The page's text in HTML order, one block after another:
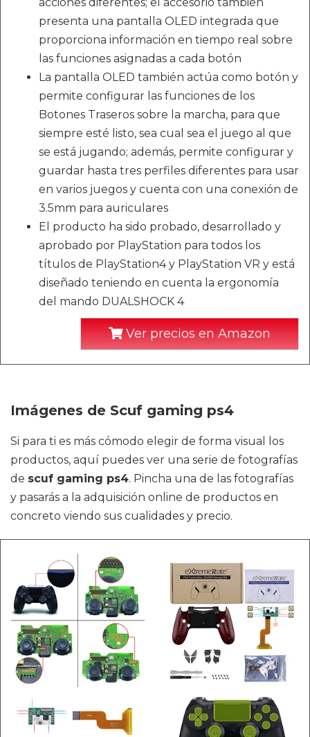
presenta una pantalla OLED integrada que
proporciona información en tiempo real sobre
las funciones asignadas a cada botón
La pantalla OLED también actúa como botón y
permite configurar las funciones de los
Botones Traseros sobre la marcha, para que
siempre esté listo, sea cual sea el juego al que
se está jugando; además, permite configurar y
guardar hasta tres perfiles diferentes para usar
en varios juegos y cuenta con una conexión de
3.5mm para auriculares
El producto ha sido probado, desarrollado y
aprobado por PlayStation para todos los
títulos de PlayStation4 y PlayStation VR y está
diseñado teniendo en cuenta la ergonomía
del mando DUALSHOCK 4
Ver precios en Amazon
Imágenes de Scuf gaming ps4
Si para ti es más cómodo elegir de forma visual los
productos, aquí puedes ver una serie de fotografías
de scuf gaming ps4. Pincha una de las fotografías
y pasarás a la adquisición online de productos en
concreto viendo sus cualidades y precio.